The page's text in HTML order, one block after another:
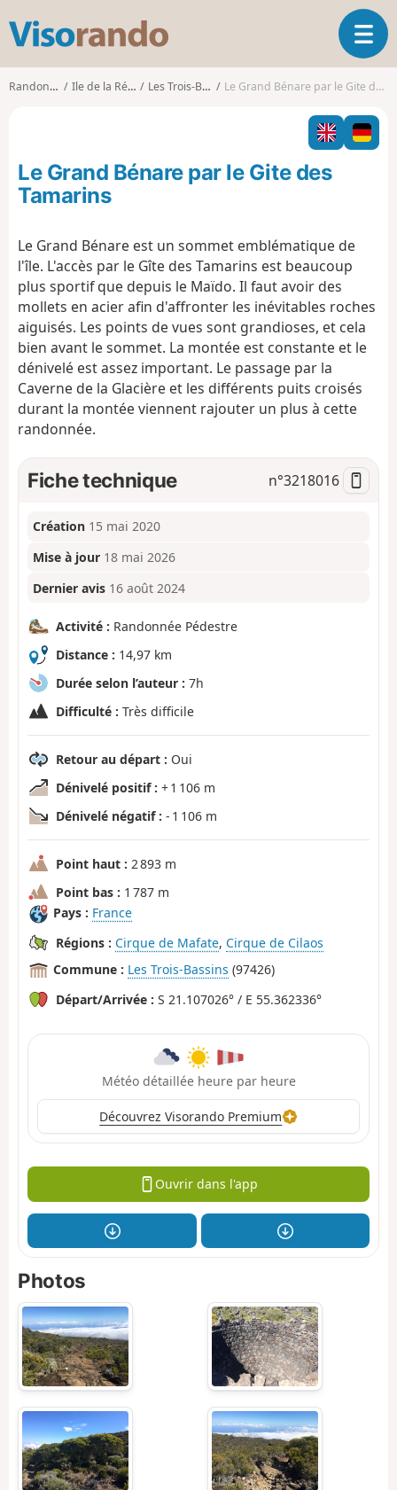
s
o
o
O
u
i
r
l
t
i
n
Randonnées Ile de la Réunion Les Trois-Bassins Le Grand Bénare par le Gite des Tamarins
Le Grand Bénare par le Gite des
Tamarins
Le Grand Bénare est un sommet emblématique de
l'île. L'accès par le Gîte des Tamarins est beaucoup
plus sportif que depuis le Maïdo. Il faut avoir des
mollets en acier afin d'affronter les inévitables roches
aiguisés. Les points de vues sont grandioses, et cela
bien avant le sommet. La montée est constante et le
dénivelé est assez important. Le passage par la
Caverne de la Glacière et les différents puits croisés
durant la montée viennent rajouter un plus à cette
randonnée.
Fiche technique n°3218016
Création 15 mai 2020
Mise à jour 18 mai 2026
Dernier avis 16 août 2024
Activité : Randonnée Pédestre
Distance : 14,97 km
Durée selon l’auteur : 7h
Difficulté : Très difficile
Retour au départ : Oui
Dénivelé positif : + 1 106 m
Dénivelé négatif : - 1 106 m
Point haut : 2 893 m
Point bas : 1 787 m
Pays : France
Régions : Cirque de Mafate, Cirque de Cilaos
Commune : Les Trois-Bassins (97426)
Départ/Arrivée : S 21.107026° / E 55.362336°
Météo détaillée heure par heure
Découvrez Visorando Premium
Ouvrir dans l'app
Photos